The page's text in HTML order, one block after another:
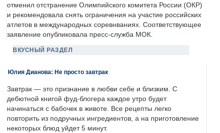
отменил отстранение Олимпийского комитета России (ОКР)
и рекомендовала снять ограничения на участие российских
атлетов в международных соревнваниях. Соответствующее
заявление опубликовала пресс-служба МОК.
ВКУСНЫЙ РАЗДЕЛ
Юлия Дианова: Не просто завтрак
Завтрак — это признание в любви себе и близким. С
дебютной книгой фуд-блогера каждое утро будет
начинаться с бабочек в животе. Все рецепты легко
повторить из подручных ингредиентов, а на приготовление
некоторых блюд уйдет 5 минут.